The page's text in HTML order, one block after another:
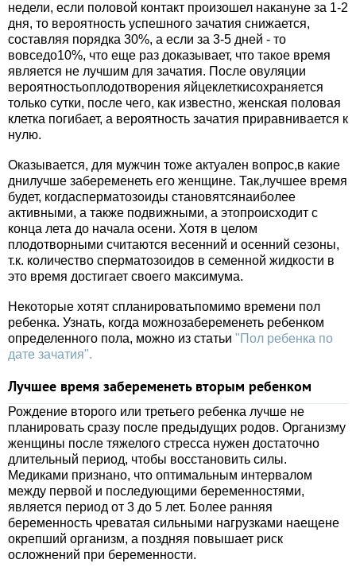
недели, если половой контакт произошел накануне за 1-2
дня, то вероятность успешного зачатия снижается,
составляя порядка 30%, а если за 3-5 дней - то
вовседо10%, что еще раз доказывает, что такое время
является не лучшим для зачатия. После овуляции
вероятностьоплодотворения яйцеклеткисохраняется
только сутки, после чего, как известно, женская половая
клетка погибает, а вероятность зачатия приравнивается к
нулю.
Оказывается, для мужчин тоже актуален вопрос,в какие
днилучше забеременеть его женщине. Так,лучшее время
будет, когдасперматозоиды становятсянаиболее
активными, а также подвижными, а этопроисходит с
конца лета до начала осени. Хотя в целом
плодотворными считаются весенний и осенний сезоны,
т.к. количество сперматозоидов в семенной жидкости в
это время достигает своего максимума.
Некоторые хотят спланироватьпомимо времени пол
ребенка. Узнать, когда можнозабеременеть ребенком
определенного пола, можно из статьи "Пол ребенка по
дате зачатия".
Лучшее время забеременеть вторым ребенком
Рождение второго или третьего ребенка лучше не
планировать сразу после предыдущих родов. Организму
женщины после тяжелого стресса нужен достаточно
длительный период, чтобы восстановить силы.
Медиками признано, что оптимальным интервалом
между первой и последующими беременностями,
является период от 3 до 5 лет. Более ранняя
беременность чреватая сильными нагрузками наещене
окрепший организм, а поздняя повышает риск
осложнений при беременности.